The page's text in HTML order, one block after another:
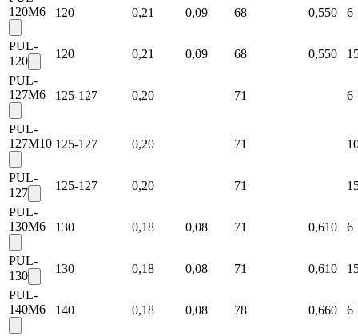
120M6
120 0,21 0,09 68 0,550 6
PUL-
120
120 0,21 0,09 68 0,550
PUL-
127M6
125-127 0,20 71 6
PUL-
127M10 125-127 0,20 71
PUL-
127
125-127 0,20 71
PUL-
130M6
130 0,18 0,08 71 0,610 6
PUL-
130
130 0,18 0,08 71 0,610
PUL-
140M6
140 0,18 0,08 78 0,660 6